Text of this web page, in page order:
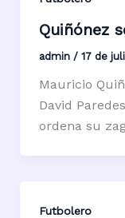
Quiñónez
admin / 17 de
Mauricio
David
ordena su
Futbolero